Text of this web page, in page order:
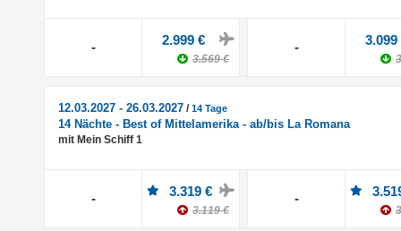
- 2.999 €
3.569 €
- 3.099
12.03.2027 - 26.03.2027 /14 Tage
14 Nächte - Best of Mittelamerika - ab/bis La Romana
mit Mein Schiff 1
- 3.319 €
3.119 €
-